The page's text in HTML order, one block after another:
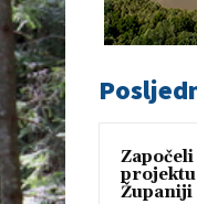
Županiji